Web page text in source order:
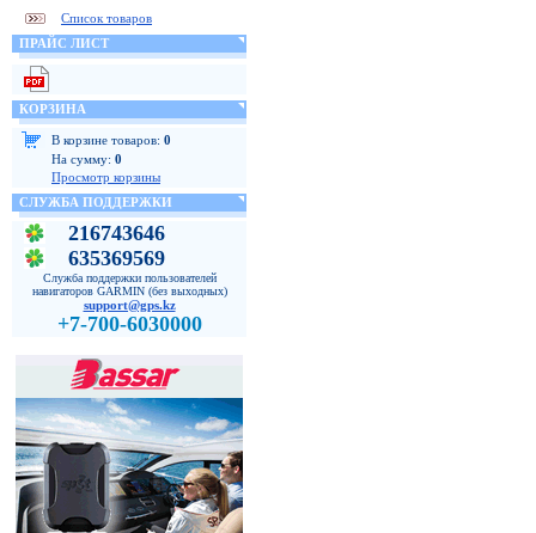
Список товаров
ПРАЙС ЛИСТ
КОРЗИНА
В корзине товаров: 0
На сумму: 0
Просмотр корзины
СЛУЖБА ПОДДЕРЖКИ
216743646
635369569
Служба поддержки пользователей
навигаторов GARMIN (без выходных)
support@gps.kz
+7-700-6030000